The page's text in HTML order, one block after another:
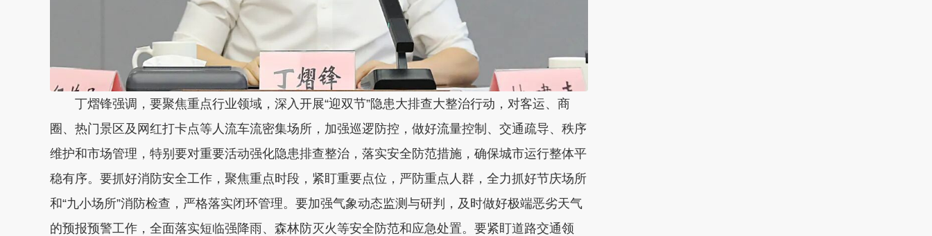
丁熠锋强调， 要聚焦重点行业领域，深入开展“迎双节”隐患大排查大整治行动，对客运、商
圈、热门景区及网红打卡点等人流车流密集场所，加强巡逻防控，做好流量控制、交通疏导、秩序
维护和市场管理，特别要对重要活动强化隐患排查整治，落实安全防范措施，确保城市运行整体平
稳有序。 要抓好消防安全工作，聚焦重点时段，紧盯重要点位，严防重点人群，全力抓好节庆场所
和“九小场所”消防检查，严格落实闭环管理。 要加强气象动态监测与研判，及时做好极端恶劣天气
的预报预警工作，全面落实短临强降雨、森林防灭火等安全防范和应急处置。 要紧盯道路交通领